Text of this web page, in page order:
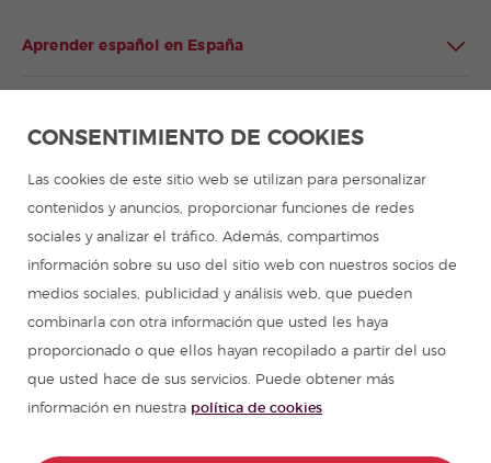
Aprender español en España
Campamentos de verano
Cursos de español
Recursos para aprender español
Partners
CONSENTIMIENTO DE COOKIES
Las cookies de este sitio web se utilizan para personalizar
contenidos y anuncios, proporcionar funciones de redes
sociales y analizar el tráfico. Además, compartimos
información sobre su uso del sitio web con nuestros socios de
medios sociales, publicidad y análisis web, que pueden
combinarla con otra información que usted les haya
proporcionado o que ellos hayan recopilado a partir del uso
que usted hace de sus servicios. Puede obtener más
información en nuestra política de cookies